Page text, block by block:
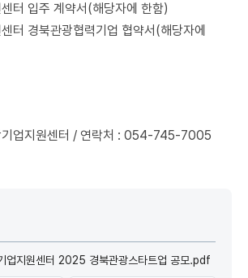
터 입주 계약서(해당자에 한함)
터 경북관광협력기업 협약서(해당자에
기업지원센터 / 연락처 : 054-745-7005
업지원센터 2025 경북관광스타트업 공모.pdf